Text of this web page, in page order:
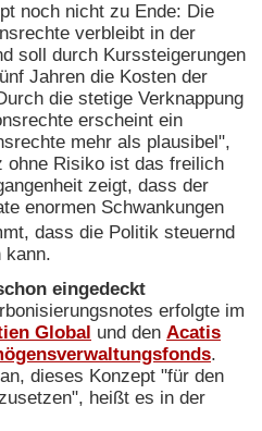
noch nicht zu Ende: Die
verbleibt in der
soll durch Kurssteigerungen
Jahren die Kosten der
die stetige Verknappung
erscheint ein
mehr als plausibel",
ohne Risiko ist das freilich
zeigt, dass der
enormen Schwankungen
dass die Politik steuernd
kann.
eingedeckt
erfolgte im
Global und den Acatis
.
dieses Konzept "für den
heißt es in der